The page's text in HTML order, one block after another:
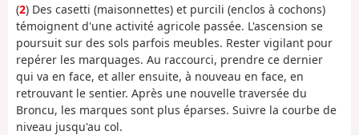
(2) Des casetti (maisonnettes) et purcili (enclos à cochons)
témoignent d'une activité agricole passée. L'ascension se
poursuit sur des sols parfois meubles. Rester vigilant pour
repérer les marquages. Au raccourci, prendre ce dernier
qui va en face, et aller ensuite, à nouveau en face, en
retrouvant le sentier. Après une nouvelle traversée du
Broncu, les marques sont plus éparses. Suivre la courbe de
niveau jusqu'au col.